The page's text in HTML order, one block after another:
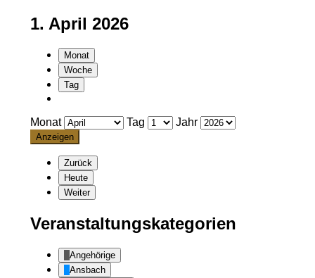
1. April 2026
Monat
Woche
Tag
Monat Tag Jahr
Zurück
Heute
Weiter
Veranstaltungskategorien
Angehörige
Ansbach